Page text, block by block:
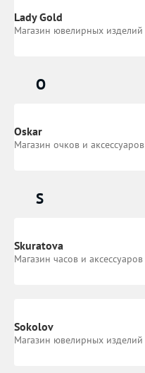
Lady Gold
Магазин ювелирных изделий
O
Oskar
Магазин очков и аксессуаров
S
Skuratova
Магазин часов и аксессуаров
Sokolov
Магазин ювелирных изделий